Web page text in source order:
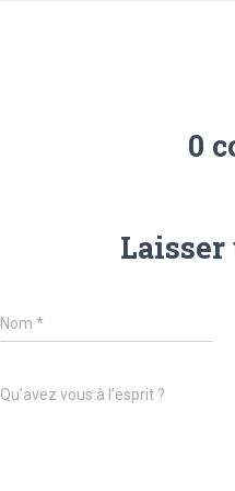
0
Nom *
Qu’avez vous à l’esprit ?